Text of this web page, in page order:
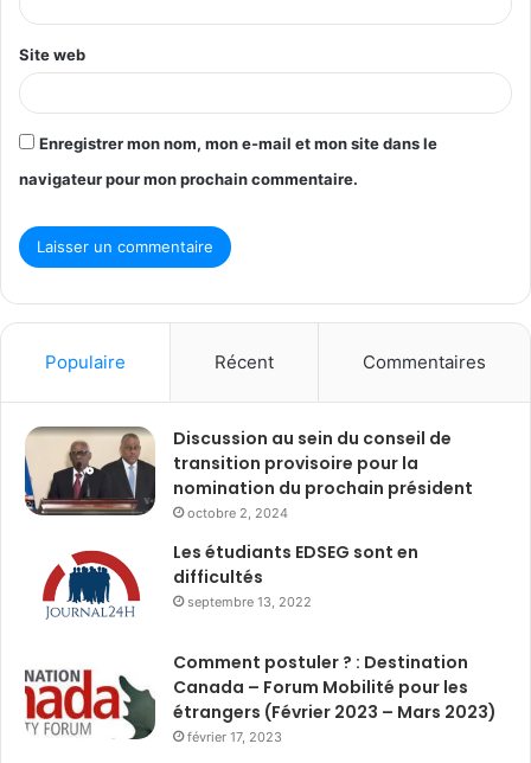
*
Site web
Enregistrer mon nom, mon e-mail et mon site dans le
navigateur pour mon prochain commentaire.
Populaire Récent Commentaires
Discussion au sein du conseil de
transition provisoire pour la
nomination du prochain président
octobre 2, 2024
Les étudiants EDSEG sont en
difficultés
septembre 13, 2022
Comment postuler ? : Destination
Canada – Forum Mobilité pour les
étrangers (Février 2023 – Mars 2023)
février 17, 2023